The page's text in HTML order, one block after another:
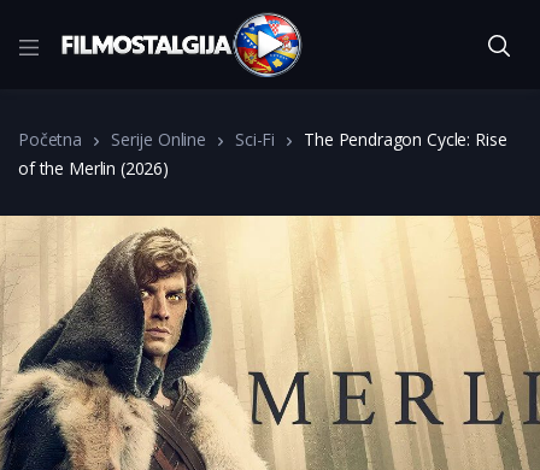
Početna Serije Online Sci-Fi
The Pendragon Cycle: Rise
of the Merlin (2026)